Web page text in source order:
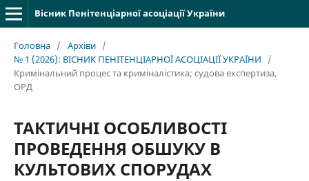
Вісник Пенітенціарної асоціації України
Головна / Архіви /
№ 1 (2026): ВІСНИК ПЕНІТЕНЦІАРНОЇ АСОЦІАЦІЇ УКРАЇНИ
/
Кримінальний процес та криміналістика; судова експертиза,
ОРД
ТАКТИЧНІ ОСОБЛИВОСТІ
ПРОВЕДЕННЯ ОБШУКУ В
КУЛЬТОВИХ СПОРУДАХ